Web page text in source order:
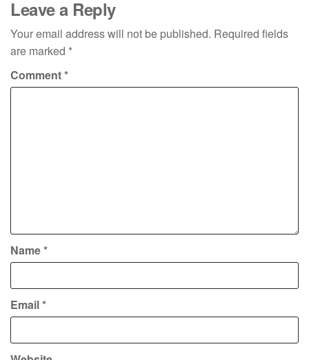
Leave a Reply
Your email address will not be published. Required fields
are marked *
Comment*
Name*
Email*